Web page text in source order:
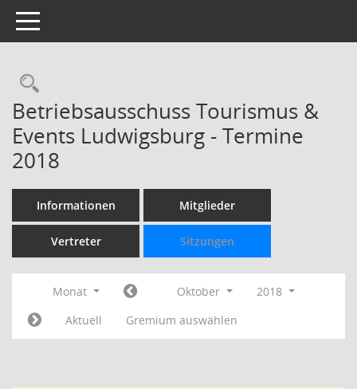
Toggle navigation
Rechercheauswahl
Betriebsausschuss Tourismus &
Events Ludwigsburg - Termine
2018
Informationen Mitglieder
Vertreter Sitzungen
Monat Oktober
2018
Aktuell
Gremium auswählen